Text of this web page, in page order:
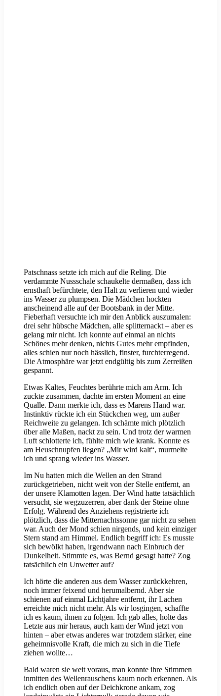
Patschnass setzte ich mich auf die Reling. Die
verdammte Nussschale schaukelte dermaßen, dass ich
ernsthaft befürchtete, den Halt zu verlieren und wieder
ins Wasser zu plumpsen. Die Mädchen hockten
anscheinend alle auf der Bootsbank in der Mitte.
Fieberhaft versuchte ich mir den Anblick auszumalen:
drei sehr hübsche Mädchen, alle splitternackt – aber es
gelang mir nicht. Ich konnte auf einmal an nichts
Schönes mehr denken, nichts Gutes mehr empfinden,
alles schien nur noch hässlich, finster, furchterregend.
Die Atmosphäre war jetzt endgültig bis zum Zerreißen
gespannt.
Etwas Kaltes, Feuchtes berührte mich am Arm. Ich
zuckte zusammen, dachte im ersten Moment an eine
Qualle. Dann merkte ich, dass es Marens Hand war.
Instinktiv rückte ich ein Stückchen weg, um außer
Reichweite zu gelangen. Ich schämte mich plötzlich
über alle Maßen, nackt zu sein. Und trotz der warmen
Luft schlotterte ich, fühlte mich wie krank. Konnte es
am Heuschnupfen liegen? „Mir wird kalt“, murmelte
ich und sprang wieder ins Wasser.
Im Nu hatten mich die Wellen an den Strand
zurückgetrieben, nicht weit von der Stelle entfernt, an
der unsere Klamotten lagen. Der Wind hatte tatsächlich
versucht, sie wegzuzerren, aber dank der Steine ohne
Erfolg. Während des Anziehens registrierte ich
plötzlich, dass die Mitternachtssonne gar nicht zu sehen
war. Auch der Mond schien nirgends, und kein einziger
Stern stand am Himmel. Endlich begriff ich: Es musste
sich bewölkt haben, irgendwann nach Einbruch der
Dunkelheit. Stimmte es, was Bernd gesagt hatte? Zog
tatsächlich ein Unwetter auf?
Ich hörte die anderen aus dem Wasser zurückkehren,
noch immer feixend und herumalbernd. Aber sie
schienen auf einmal Lichtjahre entfernt, ihr Lachen
erreichte mich nicht mehr. Als wir losgingen, schaffte
ich es kaum, ihnen zu folgen. Ich gab alles, holte das
Letzte aus mir heraus, auch kam der Wind jetzt von
hinten – aber etwas anderes war trotzdem stärker, eine
geheimnisvolle Kraft, die mich zu sich in die Tiefe
ziehen wollte…
Bald waren sie weit voraus, man konnte ihre Stimmen
inmitten des Wellenrauschens kaum noch erkennen. Als
ich endlich oben auf der Deichkrone ankam, zog